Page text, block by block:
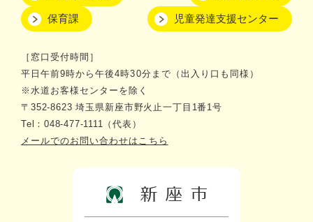
保育課 児童発達支援センター
［窓口受付時間］
平日午前9時から午後4時30分まで（出入り口も同様）
※水道お客様センターを除く
〒352-8623 埼玉県新座市野火止一丁目1番1号
Tel：048-477-1111（代表）
メールでのお問い合わせはこちら